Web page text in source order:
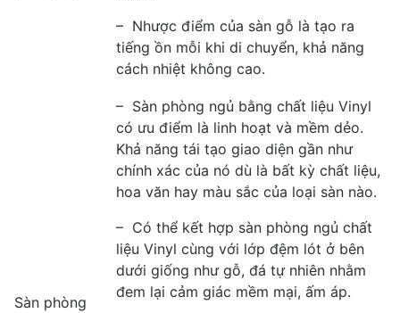
– Nhược điểm của sàn gỗ là tạo ra
tiếng ồn mỗi khi di chuyển, khả năng
cách nhiệt không cao.
Sàn phòng
– Sàn phòng ngủ bằng chất liệu Vinyl
có ưu điểm là linh hoạt và mềm dẻo.
Khả năng tái tạo giao diện gần như
chính xác của nó dù là bất kỳ chất liệu,
hoa văn hay màu sắc của loại sàn nào.
– Có thể kết hợp sàn phòng ngủ chất
liệu Vinyl cùng với lớp đệm lót ở bên
dưới giống như gỗ, đá tự nhiên nhằm
đem lại cảm giác mềm mại, ấm áp.